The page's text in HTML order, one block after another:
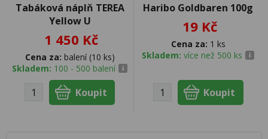
Tabáková náplň TEREA
Yellow U
1 450 Kč
Cena za: balení (10 ks)
Skladem: 100 - 500 balení
Haribo Goldbaren 100g
19 Kč
Cena za: 1 ks
Skladem: více než 500 ks